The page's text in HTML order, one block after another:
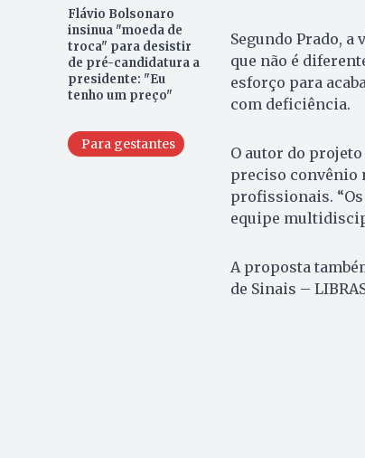
Flávio Bolsonaro
insinua "moeda de
troca" para desistir
de pré-candidatura a
presidente: "Eu
tenho um preço"
Para gestantes
Segundo Prado,
que não é
esforço para
com deficiência.
O autor do
preciso convênio
profissionais.
equipe
A proposta
de Sinais –